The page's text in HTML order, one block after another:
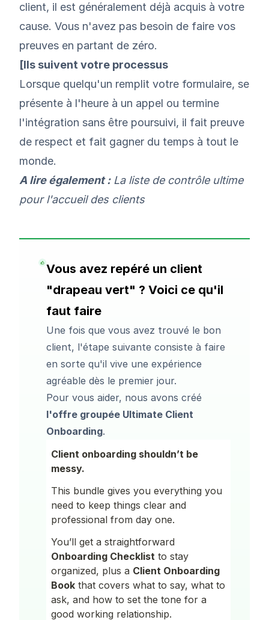
client, il est généralement déjà acquis à votre
cause. Vous n'avez pas besoin de faire vos
preuves en partant de zéro.
[Ils suivent votre processus
Lorsque quelqu'un remplit votre formulaire, se
présente à l'heure à un appel ou termine
l'intégration sans être poursuivi, il fait preuve
de respect et fait gagner du temps à tout le
monde.
A lire également : La liste de contrôle ultime
pour l'accueil des clients
Vous avez repéré un client
"drapeau vert" ? Voici ce qu'il
faut faire
Une fois que vous avez trouvé le bon
client, l'étape suivante consiste à faire
en sorte qu'il vive une expérience
agréable dès le premier jour.
Pour vous aider, nous avons créé
l'offre groupée Ultimate Client
Onboarding.